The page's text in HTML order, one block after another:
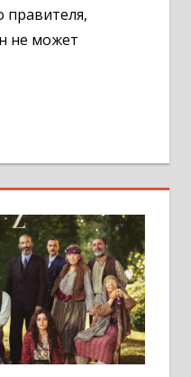
правителя,
не может